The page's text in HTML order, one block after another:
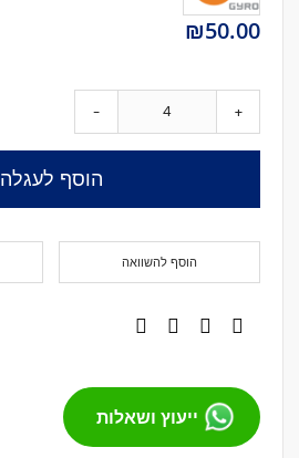
₪50.00
- +
הוסף לעגלה
הוסף להשוואה
ייעוץ ושאלות